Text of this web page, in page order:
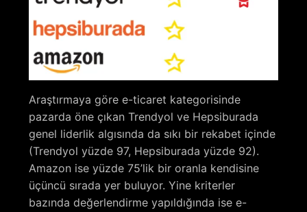
Araştırmaya göre e-ticaret kategorisinde
pazarda öne çıkan Trendyol ve Hepsiburada
genel liderlik algısında da sıkı bir rekabet içinde
(Trendyol yüzde 97, Hepsiburada yüzde 92).
Amazon ise yüzde 75’lik bir oranla kendisine
üçüncü sırada yer buluyor. Yine kriterler
bazında değerlendirme yapıldığında ise e-